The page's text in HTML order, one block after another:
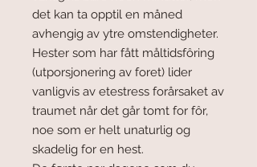
det kan ta opptil en måned
avhengig av ytre omstendigheter.
Hester som har fått måltidsfôring
(utporsjonering av foret) lider
vanligvis av etestress forårsaket av
traumet når det går tomt for fôr,
noe som er helt unaturlig og
skadelig for en hest.